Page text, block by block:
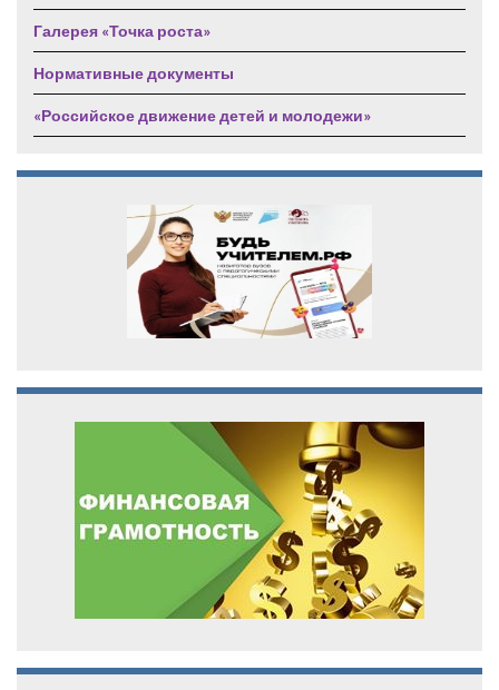
Галерея «Точка роста»
Нормативные документы
«Российское движение детей и молодежи»